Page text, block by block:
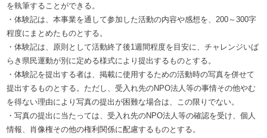
を執筆することができる。
・体験記は、本事業を通して参加した活動の内容や感想を、200～300字
程度にまとめたものとする。
・体験記は、原則として活動終了後1週間程度を目安に、チャレンジいば
らき県民運動が別に定める様式により提出するものとする。
・体験記を提出する者は、掲載に使用するための活動時の写真を併せて
提出するものとする。ただし、受入れ先のNPO法人等の事情その他やむ
を得ない理由により写真の提出が困難な場合は、この限りでない。
・写真の提出に当たっては、受入れ先のNPO法人等の確認を受け、個人
情報、肖像権その他の権利関係に配慮するものとする。